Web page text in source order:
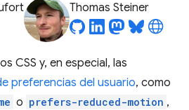
Thomas Steiner
CSS y, en especial, las
preferencias del usuario, como
o prefers-reduced-motion ,